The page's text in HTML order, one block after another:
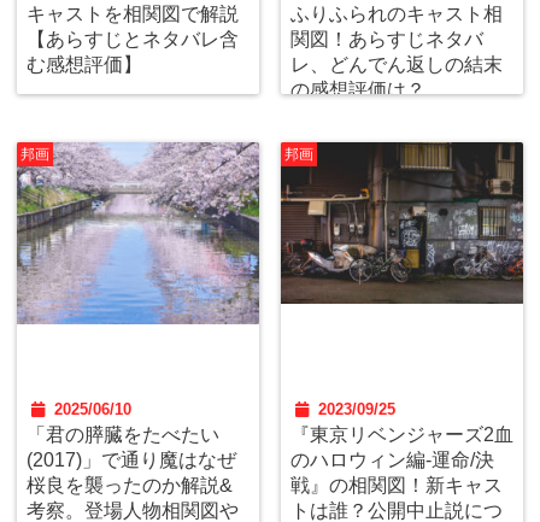
キャストを相関図で解説
【あらすじとネタバレ含
む感想評価】
ふりふられのキャスト相
関図！あらすじネタバ
レ、どんでん返しの結末
の感想評価は？
邦画
2025/06/10
「君の膵臓をたべたい
(2017)」で通り魔はなぜ
桜良を襲ったのか解説&
考察。登場人物相関図や
邦画
2023/09/25
『東京リベンジャーズ2血
のハロウィン編-運命/決
戦』の相関図！新キャス
トは誰？公開中止説につ